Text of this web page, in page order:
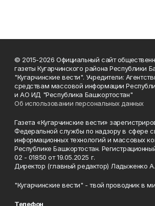
© 2015-2026 Официальный сайт
газеты Кугарчинского района Республики
"Кугарчинские вести". Учредители:
средствам массовой информации
и АО ИД "Республика Башкортостан"
Об использовании персональных данных
Газета «Кугарчинские вести»
Федеральной службы по надзору в сфере
информационных технологий и массовых
Республике Башкортостан.
02 - 01850 от 19.05.2025 г.
Директор (главный редактор) Ладыженко
"Кугарчинские вести" - твой проводник в
Телефон